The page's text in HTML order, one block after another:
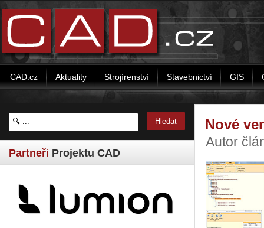
CAD.cz Aktuality Strojírenství Stavebnictví GIS
Partneři Projektu CAD
Nové
Autor